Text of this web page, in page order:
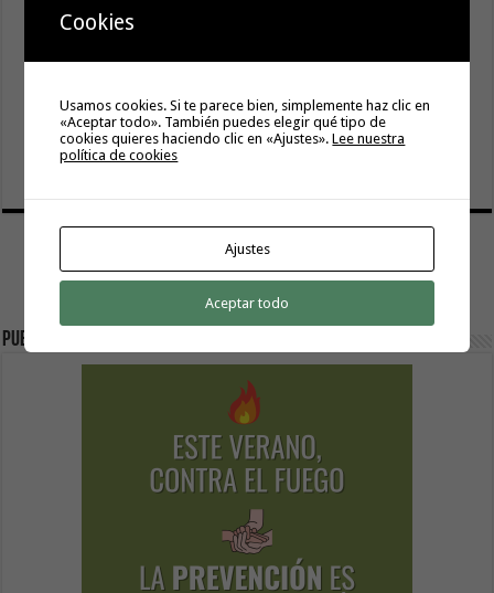
La campaña de verano del Bono Consumo inyecta más de
1,1 millones de euros en el tejido económico de La
Gomera
6 agosto, 2026
Publicidad
Cookies
Usamos cookies. Si te parece bien, simplemente haz clic en
«Aceptar todo». También puedes elegir qué tipo de
cookies quieres haciendo clic en «Ajustes».Lee nuestra
política de cookies
Ajustes
Aceptar todo